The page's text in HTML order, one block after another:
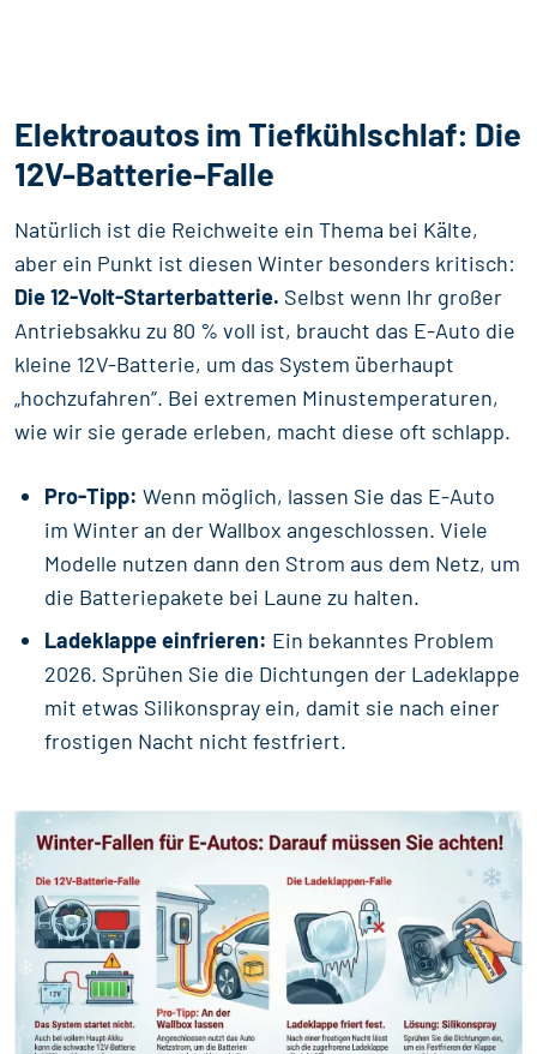
Elektroautos im Tiefkühlschlaf: Die
12V-Batterie-Falle
Natürlich ist die Reichweite ein Thema bei Kälte,
aber ein Punkt ist diesen Winter besonders kritisch:
Die 12-Volt-Starterbatterie. Selbst wenn Ihr großer
Antriebsakku zu 80 % voll ist, braucht das E-Auto die
kleine 12V-Batterie, um das System überhaupt
„hochzufahren“. Bei extremen Minustemperaturen,
wie wir sie gerade erleben, macht diese oft schlapp.
Pro-Tipp: Wenn möglich, lassen Sie das E-Auto
im Winter an der Wallbox angeschlossen. Viele
Modelle nutzen dann den Strom aus dem Netz, um
die Batteriepakete bei Laune zu halten.
Ladeklappe einfrieren: Ein bekanntes Problem
2026. Sprühen Sie die Dichtungen der Ladeklappe
mit etwas Silikonspray ein, damit sie nach einer
frostigen Nacht nicht festfriert.